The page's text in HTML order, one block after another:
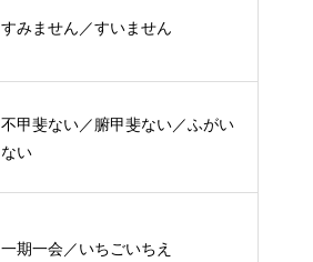
すみません／すいません
不甲斐ない／腑甲斐ない／ふがい
ない
一期一会／いちごいちえ